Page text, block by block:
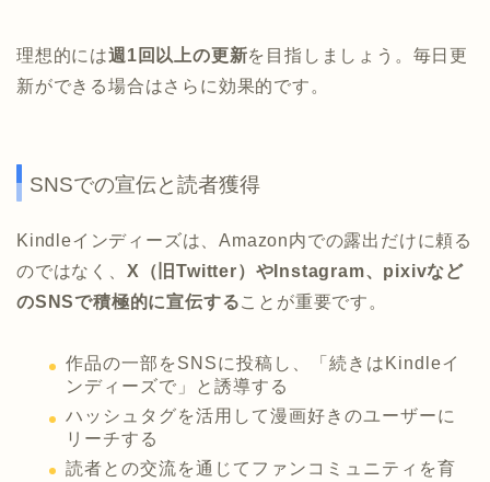
理想的には週1回以上の更新を目指しましょう。毎日更
新ができる場合はさらに効果的です。
SNSでの宣伝と読者獲得
Kindleインディーズは、Amazon内での露出だけに頼る
のではなく、 X（旧Twitter）やInstagram、pixivなど
のSNSで積極的に宣伝することが重要です。
作品の一部をSNSに投稿し、「続きはKindleイ
ンディーズで」と誘導する
ハッシュタグを活用して漫画好きのユーザーに
リーチする
読者との交流を通じてファンコミュニティを育